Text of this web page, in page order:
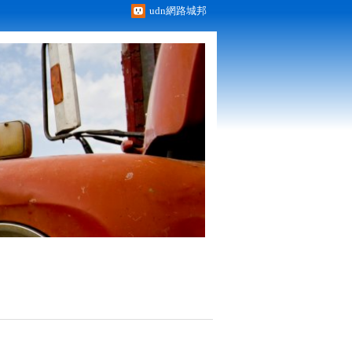
udn網路城邦